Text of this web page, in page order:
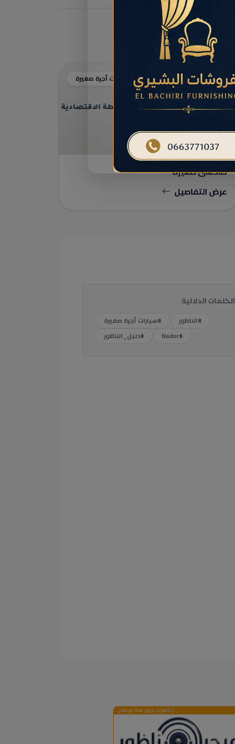
سيارات أجرة صغيرة
طاكسي صغيرة
عرض التفاصيل
الكلمات الدلالية
#الناظور
#سيارات أجرة صغيرة
#Nador
#دليل_الناظور
المزيد حول هذا الإعلان